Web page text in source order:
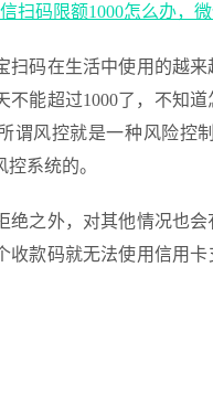
扫码限额1000怎么办，
扫码在生活中使用的越
不能超过1000了，不知
谓风控就是一种风险控
系统的。
绝之外，对其他情况也
收款码就无法使用信用